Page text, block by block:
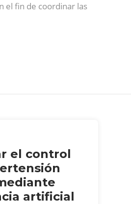
el fin de coordinar las
el control
artificial